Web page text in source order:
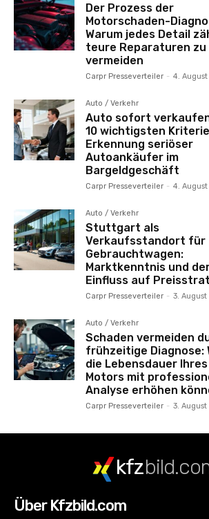
Der Prozess der
Motorschaden-
Warum jedes Detail
teure Reparaturen zu
vermeiden
Carpr Presseverteiler - 4.
Auto / Verkehr
Auto sofort
10 wichtigsten
Erkennung seriöser
Autoankäufer im
Bargeldgeschäft
Carpr Presseverteiler - 4.
Auto / Verkehr
Stuttgart als
Verkaufsstandort für
Gebrauchtwagen:
Marktkenntnis und
Einfluss auf
Carpr Presseverteiler - 3.
Auto / Verkehr
Schaden vermeiden
frühzeitige Diagnose:
die Lebensdauer Ihres
Motors mit
Analyse erhöhen
Carpr Presseverteiler - 3.
kfz
Über Kfzbild.com